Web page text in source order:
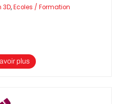
3D,Ecoles / Formation
plus